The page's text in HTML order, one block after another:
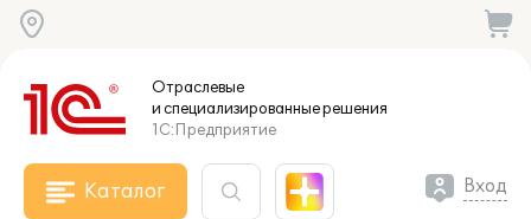
Отраслевые
и специализированныерешения
1С:Предприятие
Каталог Вход